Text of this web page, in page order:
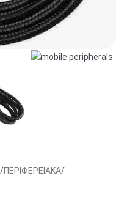
ΠΕΡΙΦΕΡΕΙΑΚΑ